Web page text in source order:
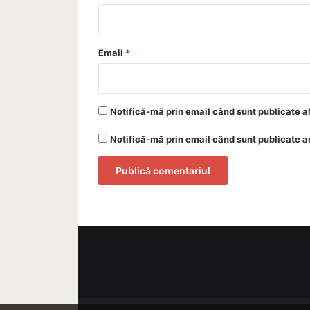
*
Email *
Notifică-mă prin email când sunt publicate
Notifică-mă prin email când sunt publicate